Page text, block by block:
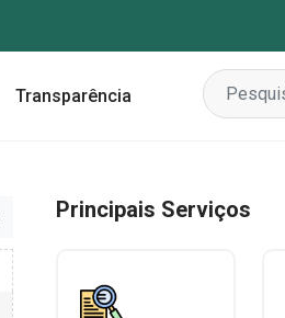
Transparência
Principais Serviços